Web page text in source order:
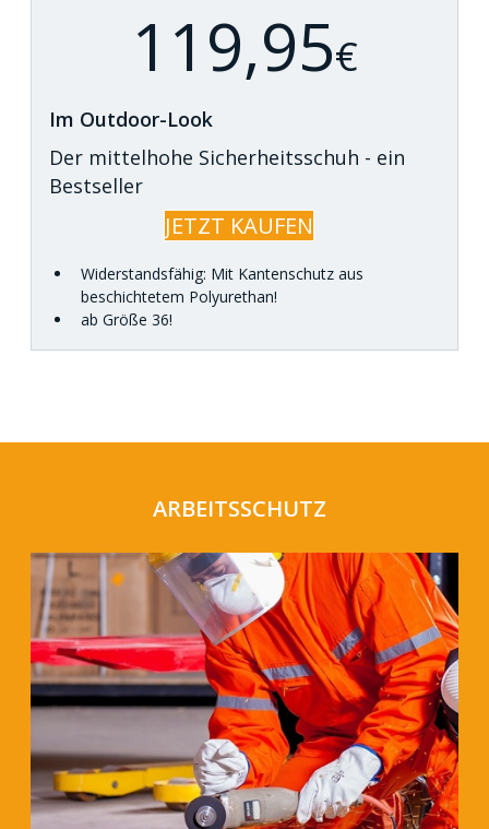
119,95€
Im Outdoor-Look
Der mittelhohe Sicherheitsschuh - ein
Bestseller
JETZT KAUFEN
Widerstandsfähig: Mit Kantenschutz aus
beschichtetem Polyurethan!
ab Größe 36!
ARBEITSSCHUTZ